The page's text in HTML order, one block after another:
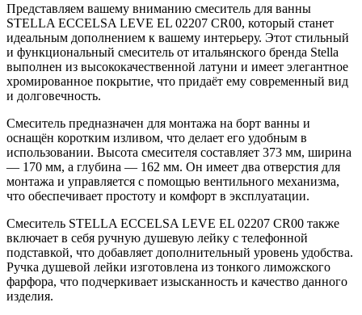
Представляем вашему вниманию смеситель для ванны
STELLA ECCELSA LEVE EL 02207 CR00, который станет
идеальным дополнением к вашему интерьеру. Этот стильный
и функциональный смеситель от итальянского бренда Stella
выполнен из высококачественной латуни и имеет элегантное
хромированное покрытие, что придаёт ему современный вид
и долговечность.
Смеситель предназначен для монтажа на борт ванны и
оснащён коротким изливом, что делает его удобным в
использовании. Высота смесителя составляет 373 мм, ширина
— 170 мм, а глубина — 162 мм. Он имеет два отверстия для
монтажа и управляется с помощью вентильного механизма,
что обеспечивает простоту и комфорт в эксплуатации.
Смеситель STELLA ECCELSA LEVE EL 02207 CR00 также
включает в себя ручную душевую лейку с телефонной
подставкой, что добавляет дополнительный уровень удобства.
Ручка душевой лейки изготовлена из тонкого лиможского
фарфора, что подчеркивает изысканность и качество данного
изделия.